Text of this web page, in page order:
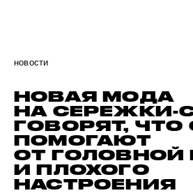
новости
НОВАЯ МОДА
НА СЕРЕЖКИ-
ГОВОРЯТ, ЧТО
ПОМОГАЮТ
ОТ ГОЛОВНОЙ
И ПЛОХОГО
НАСТРОЕНИЯ